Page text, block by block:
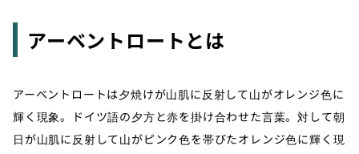
アーベントロートとは
アーベントロートは夕焼けが山肌に反射して山がオレンジ色に
輝く現象。ドイツ語の夕方と赤を掛け合わせた言葉。対して朝
日が山肌に反射して山がピンク色を帯びたオレンジ色に輝く現